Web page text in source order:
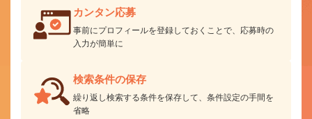
カンタン応募
事前にプロフィールを登録しておくことで、応募時の
入力が簡単に
検索条件の保存
繰り返し検索する条件を保存して、条件設定の手間を
省略